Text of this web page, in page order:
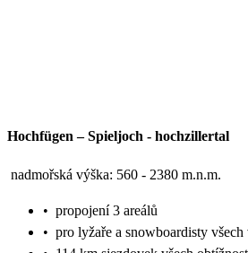
Hochfügen – Spieljoch - hochzillertal
nadmořská výška: 560 - 2380 m.n.m.
• propojení 3 areálů
• pro lyžaře a snowboardisty